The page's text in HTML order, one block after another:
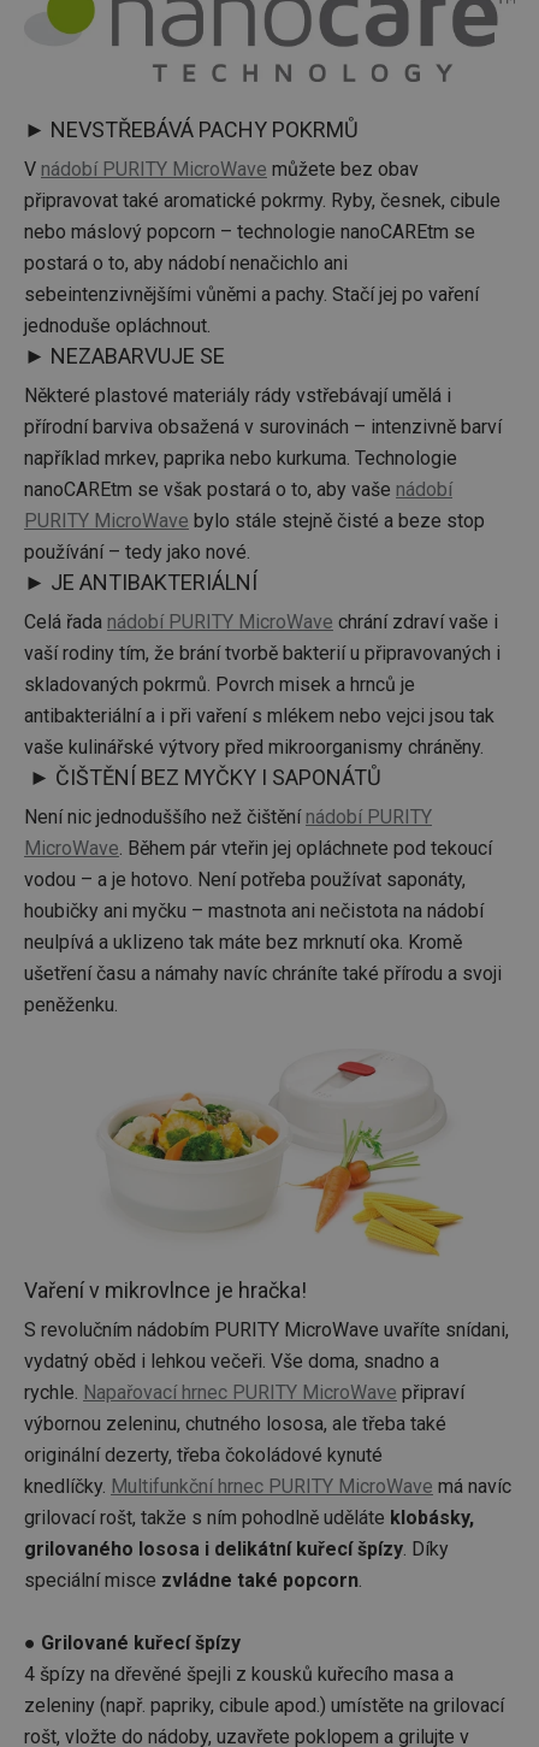
► NEVSTŘEBÁVÁ PACHY POKRMŮ
V nádobí PURITY MicroWave můžete bez obav
připravovat také aromatické pokrmy. Ryby, česnek, cibule
nebo máslový popcorn – technologie nanoCAREtm se
postará o to, aby nádobí nenačichlo ani
sebeintenzivnějšími vůněmi a pachy. Stačí jej po vaření
jednoduše opláchnout.
► NEZABARVUJE SE
Některé plastové materiály rády vstřebávají umělá i
přírodní barviva obsažená v surovinách – intenzivně barví
například mrkev, paprika nebo kurkuma. Technologie
nanoCAREtm se však postará o to, aby vaše nádobí
PURITY MicroWave bylo stále stejně čisté a beze stop
používání – tedy jako nové.
► JE ANTIBAKTERIÁLNÍ
Celá řada nádobí PURITY MicroWave chrání zdraví vaše i
vaší rodiny tím, že brání tvorbě bakterií u připravovaných i
skladovaných pokrmů. Povrch misek a hrnců je
antibakteriální a i při vaření s mlékem nebo vejci jsou tak
vaše kulinářské výtvory před mikroorganismy chráněny.
► ČIŠTĚNÍ BEZ MYČKY I SAPONÁTŮ
Není nic jednoduššího než čištění nádobí PURITY
MicroWave. Během pár vteřin jej opláchnete pod tekoucí
vodou – a je hotovo. Není potřeba používat saponáty,
houbičky ani myčku – mastnota ani nečistota na nádobí
neulpívá a uklizeno tak máte bez mrknutí oka. Kromě
ušetření času a námahy navíc chráníte také přírodu a svoji
peněženku.
Vaření v mikrovlnce je hračka!
S revolučním nádobím PURITY MicroWave uvaříte snídani,
vydatný oběd i lehkou večeři. Vše doma, snadno a
rychle. Napařovací hrnec PURITY MicroWave připraví
výbornou zeleninu, chutného lososa, ale třeba také
originální dezerty, třeba čokoládové kynuté
knedlíčky. Multifunkční hrnec PURITY MicroWave má navíc
grilovací rošt, takže s ním pohodlně uděláte klobásky,
grilovaného lososa i delikátní kuřecí špízy. Díky
speciální misce zvládne také popcorn.
● Grilované kuřecí špízy
4 špízy na dřevěné špejli z kousků kuřecího masa a
zeleniny (např. papriky, cibule apod.) umístěte na grilovací
rošt, vložte do nádoby, uzavřete poklopem a grilujte v